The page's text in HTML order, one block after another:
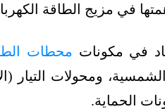
الكهربائية إلى 42% بحلول
في مكونات محطات
ومحولات التيار
الحماية.